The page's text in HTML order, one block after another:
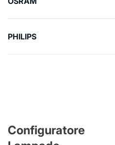
PHILIPS
Configuratore